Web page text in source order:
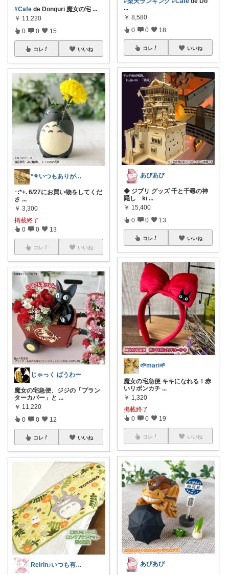
#Cafe de Donguri 魔女の宅 ...
￥ 11,220
0 0 15
コレ いいね
*⚘いつもありがとうございます🐖⚘*
･:*+. 6/27にお買い物をしてくだ
さ ...
￥ 3,300
掲載終了
0 0 13
コレ いいね
じゃっく ばうわー
魔女の宅急便、ジジの「プラン
ターカバー」と ...
￥ 11,220
0 0 12
コレ いいね
Reirin♪いつも有難うございます😊
...
￥ 8,580
0 0 18
コレ いいね
あびあび
◆ ジブリ グッズ 千と千尋の神
隠し ki ...
￥ 15,400
0 0 13
コレ いいね
🌱mari🌱
魔女の宅急便 キキになれる！赤
いリボンカチ ...
￥ 1,320
掲載終了
0 0 19
コレ いいね
あびあび